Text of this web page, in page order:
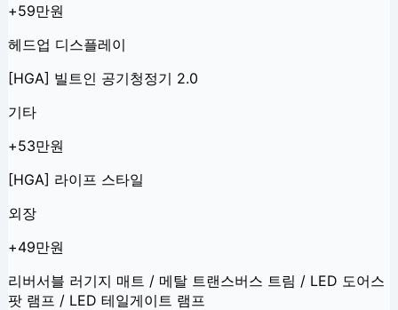
+59만원
헤드업 디스플레이
[HGA] 빌트인 공기청정기 2.0
기타
+53만원
[HGA] 라이프 스타일
외장
+49만원
리버서블 러기지 매트 / 메탈 트랜스버스 트림 / LED 도어스
팟 램프 / LED 테일게이트 램프